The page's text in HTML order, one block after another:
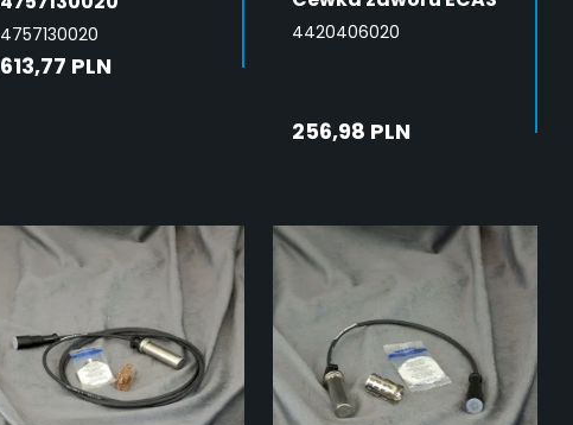
4757130020
613,77 PLN
4420406020
256,98 PLN
KOSZYKA